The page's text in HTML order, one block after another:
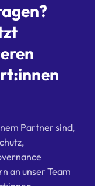
Partner sind,
an unser Team